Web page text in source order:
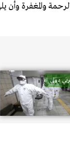
والمغفرة وأن
دولي